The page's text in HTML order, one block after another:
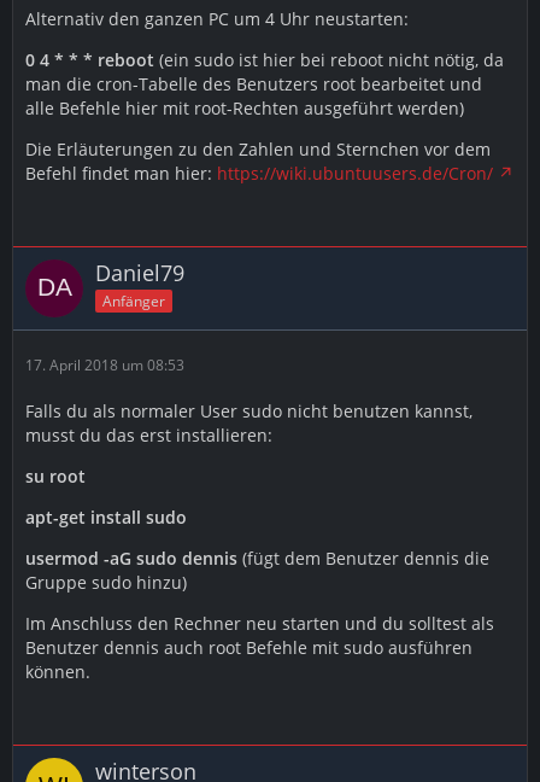
Alternativ den ganzen PC um 4 Uhr neustarten:
0 4 * * * reboot (ein sudo ist hier bei reboot nicht nötig, da
man die cron-Tabelle des Benutzers root bearbeitet und
alle Befehle hier mit root-Rechten ausgeführt werden)
Die Erläuterungen zu den Zahlen und Sternchen vor dem
Befehl findet man hier: https://wiki.ubuntuusers.de/Cron/
Daniel79
Anfänger
17. April 2018 um 08:53
Falls du als normaler User sudo nicht benutzen kannst,
musst du das erst installieren:
su root
apt-get install sudo
usermod -aG sudo dennis (fügt dem Benutzer dennis die
Gruppe sudo hinzu)
Im Anschluss den Rechner neu starten und du solltest als
Benutzer dennis auch root Befehle mit sudo ausführen
können.
winterson